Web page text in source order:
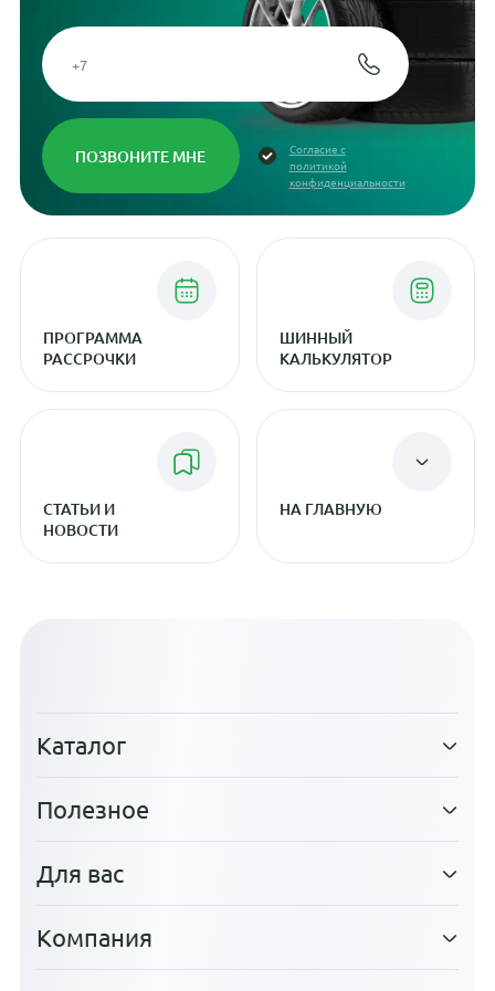
Согласие с
политикой
конфиденциальности
ПРОГРАММА
РАССРОЧКИ
ШИННЫЙ
КАЛЬКУЛЯТОР
СТАТЬИ И
НОВОСТИ
НА ГЛАВНУЮ
Каталог
Полезное
Для вас
Компания